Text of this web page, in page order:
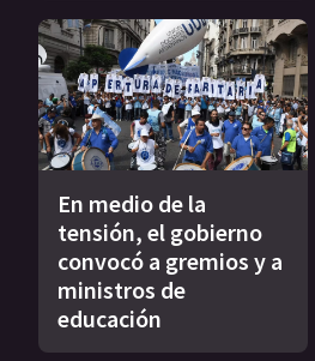
En medio de la
tensión, el gobierno
convocó a gremios y a
ministros de
educación